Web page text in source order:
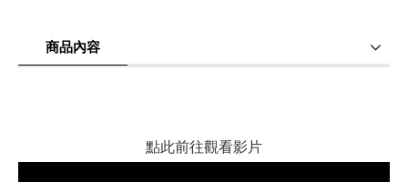
商品內容
點此前往觀看影片